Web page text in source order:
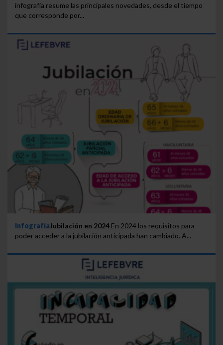
infografía resume las principales novedades, desde el tiempo
que corresponde por...
InfografíaJubilación en 2024 En 2024 los requisitos para
poder acceder a la jubilación anticipada han cambiado. A...